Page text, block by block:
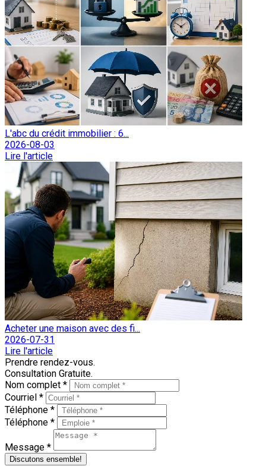
L'abc du crédit immobilier : 6...
2026-08-03
Lire l'article
Acheter une maison avec des fi...
2026-07-31
Lire l'article
Prendre rendez-vous.
Consultation Gratuite.
Nom complet *
Courriel *
Téléphone *
Téléphone *
Message *
Discutons ensemble!